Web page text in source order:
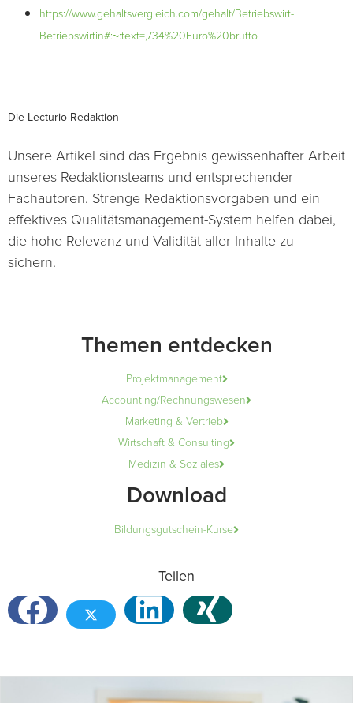
https://www.gehaltsvergleich.com/gehalt/Betriebswirt-
Betriebswirtin#:~:text=,734%20Euro%20brutto
Die Lecturio-Redaktion
Unsere Artikel sind das Ergebnis gewissenhafter Arbeit
unseres Redaktionsteams und entsprechender
Fachautoren. Strenge Redaktionsvorgaben und ein
effektives Qualitätsmanagement-System helfen dabei,
die hohe Relevanz und Validität aller Inhalte zu
sichern.
Themen entdecken
Projektmanagement
Accounting/Rechnungswesen
Marketing & Vertrieb
Wirtschaft & Consulting
Medizin & Soziales
Download
Bildungsgutschein-Kurse
Teilen